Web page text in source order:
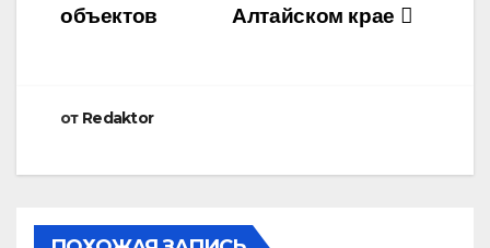
Алтайском крае
объектов
от Redaktor